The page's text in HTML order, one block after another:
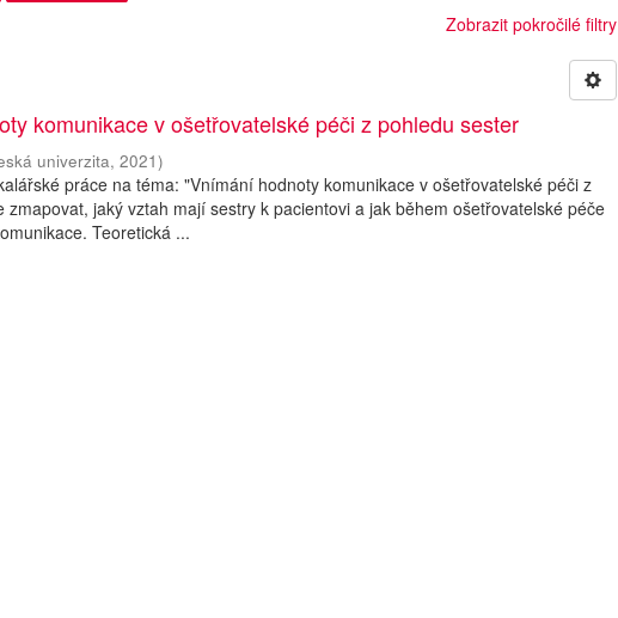
Zobrazit pokročilé filtry
komunikace v ošetřovatelské péči z pohledu sester
univerzita,2021)
práce na téma: "Vnímání hodnoty komunikace v ošetřovatelské péči z
zmapovat, jaký vztah mají sestry k pacientovi a jak během ošetřovatelské péče
Teoretická ...